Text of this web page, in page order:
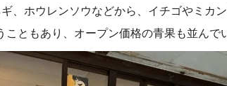
、ホウレンソウなどから、イチゴやミカ
ともあり、オープン価格の青果も並んで